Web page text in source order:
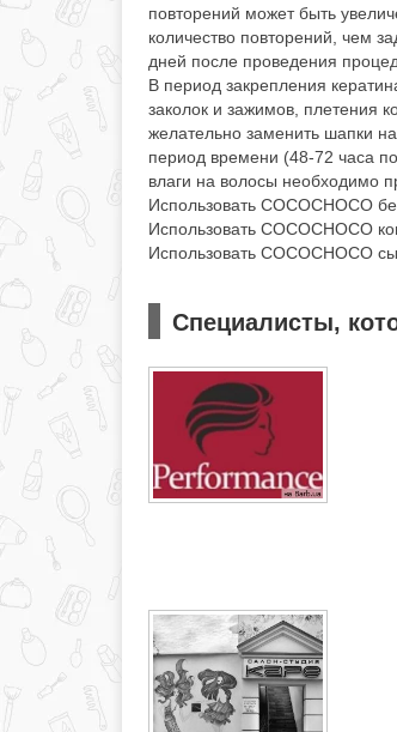
повторений может быть
количество повторений, чем
дней после проведения
В период закрепления
заколок и зажимов, плетения
желательно заменить шапки
период времени (48-72 часа
влаги на волосы необходимо
Использовать COCOCHOCO
Использовать COCOCHOCO
Использовать COCOCHOCO
Специалисты,